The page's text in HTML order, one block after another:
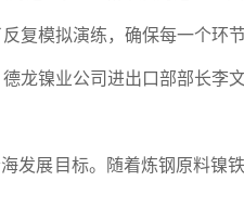
复模拟演练，确保每一个环节
龙镍业公司进出口部部长李
发展目标。随着炼钢原料镍